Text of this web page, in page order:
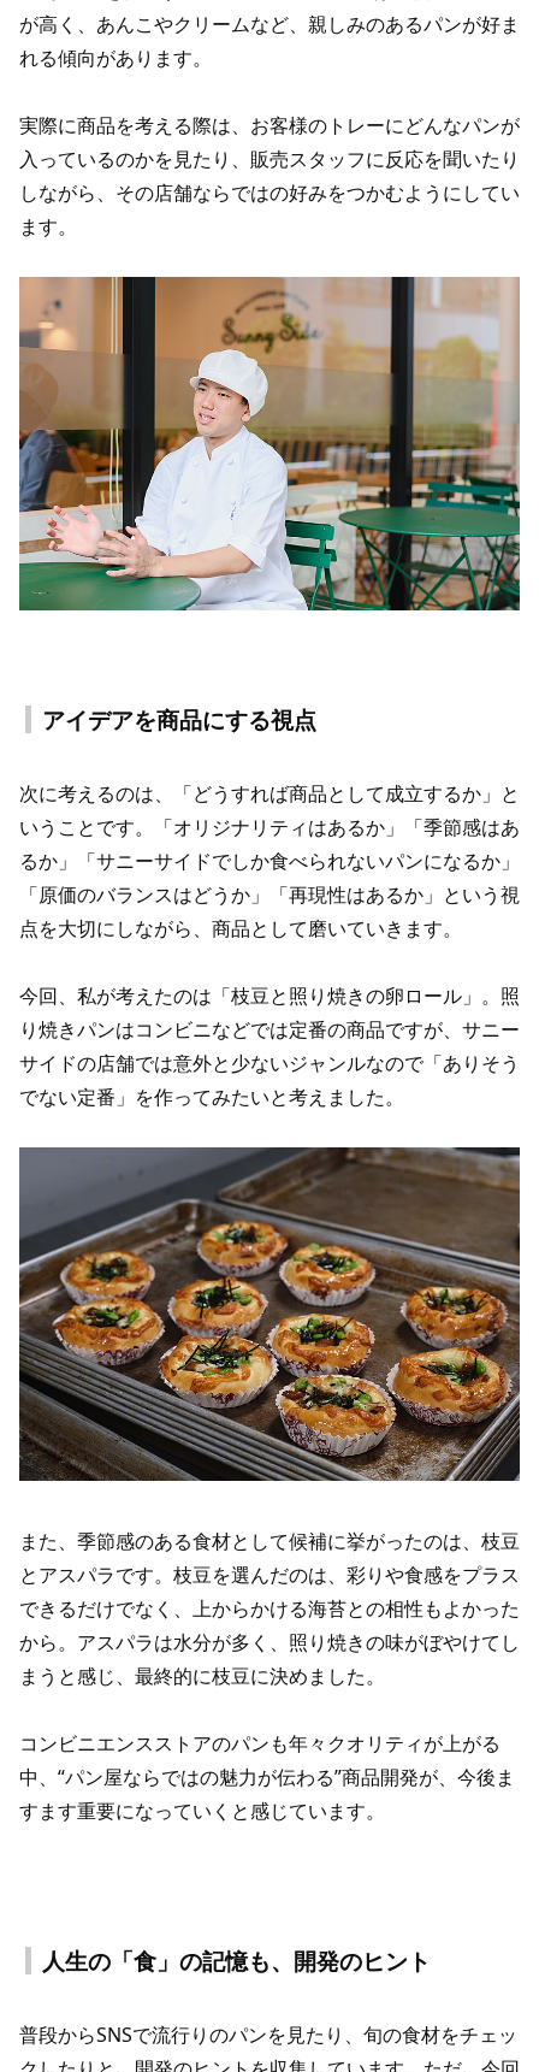
が高く、あんこやクリームなど、親しみのあるパンが好ま
れる傾向があります。
実際に商品を考える際は、お客様のトレーにどんなパンが
入っているのかを見たり、販売スタッフに反応を聞いたり
しながら、その店舗ならではの好みをつかむようにしてい
ます。
アイデアを商品にする視点
次に考えるのは、「どうすれば商品として成立するか」と
いうことです。「オリジナリティはあるか」「季節感はあ
るか」「サニーサイドでしか食べられないパンになるか」
「原価のバランスはどうか」「再現性はあるか」という視
点を大切にしながら、商品として磨いていきます。
今回、私が考えたのは「枝豆と照り焼きの卵ロール」。照
り焼きパンはコンビニなどでは定番の商品ですが、サニー
サイドの店舗では意外と少ないジャンルなので「ありそう
でない定番」を作ってみたいと考えました。
また、季節感のある食材として候補に挙がったのは、枝豆
とアスパラです。枝豆を選んだのは、彩りや食感をプラス
できるだけでなく、上からかける海苔との相性もよかった
から。アスパラは水分が多く、照り焼きの味がぼやけてし
まうと感じ、最終的に枝豆に決めました。
コンビニエンスストアのパンも年々クオリティが上がる
中、“パン屋ならではの魅力が伝わる”商品開発が、今後ま
すます重要になっていくと感じています。
人生の「食」の記憶も、開発のヒント
普段からSNSで流行りのパンを見たり、旬の食材をチェッ